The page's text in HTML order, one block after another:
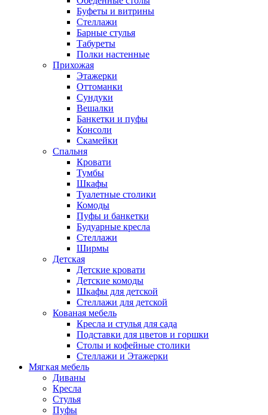
Буфеты и витрины
Стеллажи
Барные стулья
Табуреты
Полки настенные
Прихожая
Этажерки
Оттоманки
Сундуки
Вешалки
Банкетки и пуфы
Консоли
Скамейки
Спальня
Кровати
Тумбы
Шкафы
Туалетные столики
Комоды
Пуфы и банкетки
Будуарные кресла
Стеллажи
Ширмы
Детская
Детские кровати
Детские комоды
Шкафы для детской
Стеллажи для детской
Кованая мебель
Кресла и стулья для сада
Подставки для цветов и горшки
Столы и кофейные столики
Стеллажи и Этажерки
Мягкая мебель
Диваны
Кресла
Стулья
Пуфы